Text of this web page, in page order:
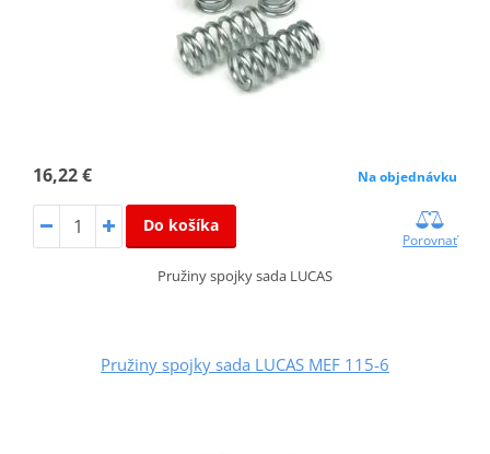
16,22 € Na objednávku
Do košíka
Porovnať
Pružiny spojky sada LUCAS
Pružiny spojky sada LUCAS MEF 115-6